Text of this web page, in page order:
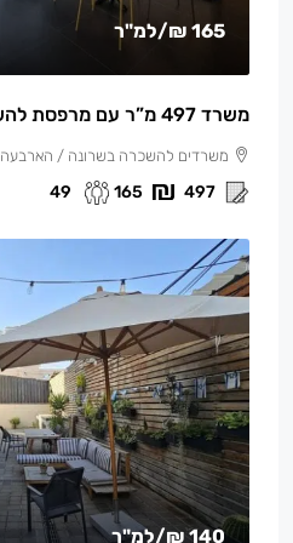
165 ₪ /למ"ר
משרד 497 מ”ר עם מרפסת להשכרה במגדלי הארבעה
משרדים להשכרה בשרונה / הארבעה
497
165
49
140 ₪ /למ"ר